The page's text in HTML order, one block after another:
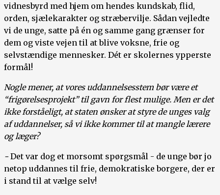
vidnesbyrd med hjem om hendes kundskab, flid,
orden, sjælekarakter og stræbervilje. Sådan vejledte
vi de unge, satte på én og samme gang grænser for
dem og viste vejen til at blive voksne, frie og
selvstændige mennesker. Dét er skolernes ypperste
formål!
Nogle mener, at vores uddannelsesstem bør være et
“frigørelsesprojekt” til gavn for flest mulige. Men er det
ikke forståeligt, at staten ønsker at styre de unges valg
af uddannelser, så vi ikke kommer til at mangle lærere
og læger?
-Det var dog et morsomt spørgsmål - de unge bør jo
netop uddannes til frie, demokratiske borgere, der er
i stand til at vælge selv!